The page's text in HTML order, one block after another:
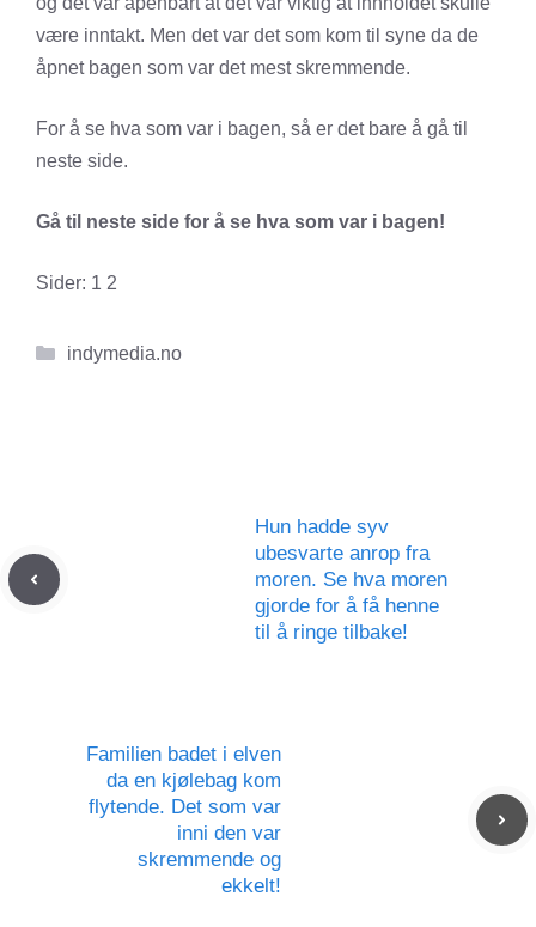
være inntakt. Men det var det som kom til syne da de
åpnet bagen som var det mest skremmende.
For å se hva som var i bagen, så er det bare å gå til
neste side.
Gå til neste side for å se hva som var i bagen!
Sider: 1 2
Kategorier
indymedia.no
Hun hadde syv
ubesvarte anrop fra
moren. Se hva moren
gjorde for å få henne
til å ringe tilbake!
Familien badet i elven
da en kjølebag kom
flytende. Det som var
inni den var
skremmende og
ekkelt!